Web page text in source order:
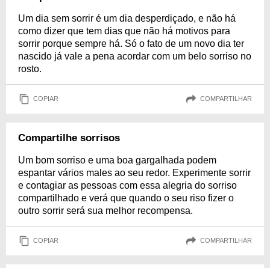
Um dia sem sorrir é um dia desperdiçado, e não há
como dizer que tem dias que não há motivos para
sorrir porque sempre há. Só o fato de um novo dia ter
nascido já vale a pena acordar com um belo sorriso no
rosto.
COPIAR COMPARTILHAR
Compartilhe sorrisos
Um bom sorriso e uma boa gargalhada podem
espantar vários males ao seu redor. Experimente sorrir
e contagiar as pessoas com essa alegria do sorriso
compartilhado e verá que quando o seu riso fizer o
outro sorrir será sua melhor recompensa.
COPIAR COMPARTILHAR